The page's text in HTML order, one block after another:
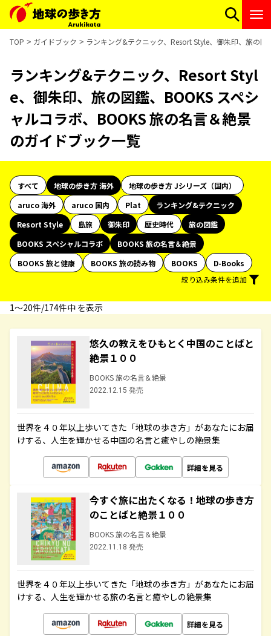
TOP ガイドブック ランキング&テクニック、Resort Style、御朱印、旅の
ランキング&テクニック、Resort Styl
e、御朱印、旅の図鑑、BOOKS スペシ
ャルコラボ、BOOKS 旅の名言＆絶景
のガイドブック一覧
すべて 地球の歩き方 海外
地球の歩き方 Jシリーズ（国内）
aruco 海外
aruco 国内 Plat
ランキング&テクニック
Resort Style
島旅 御朱印 歴史時代
旅の図鑑
BOOKS スペシャルコラボ
BOOKS 旅の名言＆絶景
BOOKS 旅と健康
BOOKS 旅の読み物 BOOKS
D-Books
絞り込み条件を追加
1〜20件/174件中 を表示
悠久の教えをひもとく中国のことばと
絶景１００
BOOKS 旅の名言＆絶景
2022.12.15 発売
世界を４０年以上歩いてきた「地球の歩き方」があなたにお届
けする、人生を輝かせる中国の名言と癒やしの絶景集
詳細を見る
今すぐ旅に出たくなる！地球の歩き方
のことばと絶景１００
BOOKS 旅の名言＆絶景
2022.11.18 発売
世界を４０年以上歩いてきた「地球の歩き方」があなたにお届
けする、人生を輝かせる旅の名言と癒やしの絶景集
詳細を見る